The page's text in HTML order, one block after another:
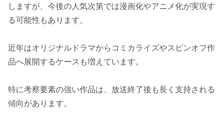
しますが、今後の人気次第では漫画化やアニメ化が実現す
る可能性もあります。
近年はオリジナルドラマからコミカライズやスピンオフ作
品へ展開するケースも増えています。
特に考察要素の強い作品は、放送終了後も長く支持される
傾向があります。